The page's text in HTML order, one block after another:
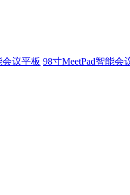
会议平板 98寸MeetPad智能会